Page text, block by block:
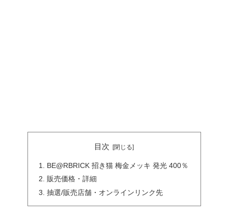
目次
BE@RBRICK 招き猫 梅金メッキ 発光 400％
販売価格・詳細
抽選/販売店舗・オンラインリンク先